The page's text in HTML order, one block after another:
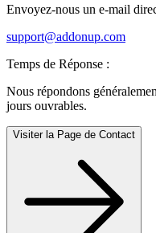
Envoyez-nous un e-mail
support@addonup.com
Temps de Réponse :
Nous répondons
jours ouvrables.
Visiter la Page de Contact